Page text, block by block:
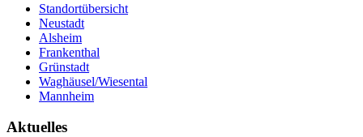
Standortübersicht
Neustadt
Alsheim
Frankenthal
Grünstadt
Waghäusel/Wiesental
Mannheim
Aktuelles